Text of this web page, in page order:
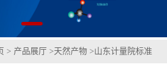
> 产品展厅 >天然产物 >山东计量院标准